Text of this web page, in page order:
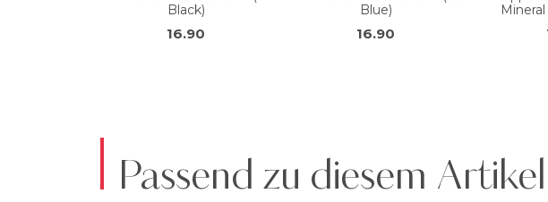
Passend zu diesem Artikel